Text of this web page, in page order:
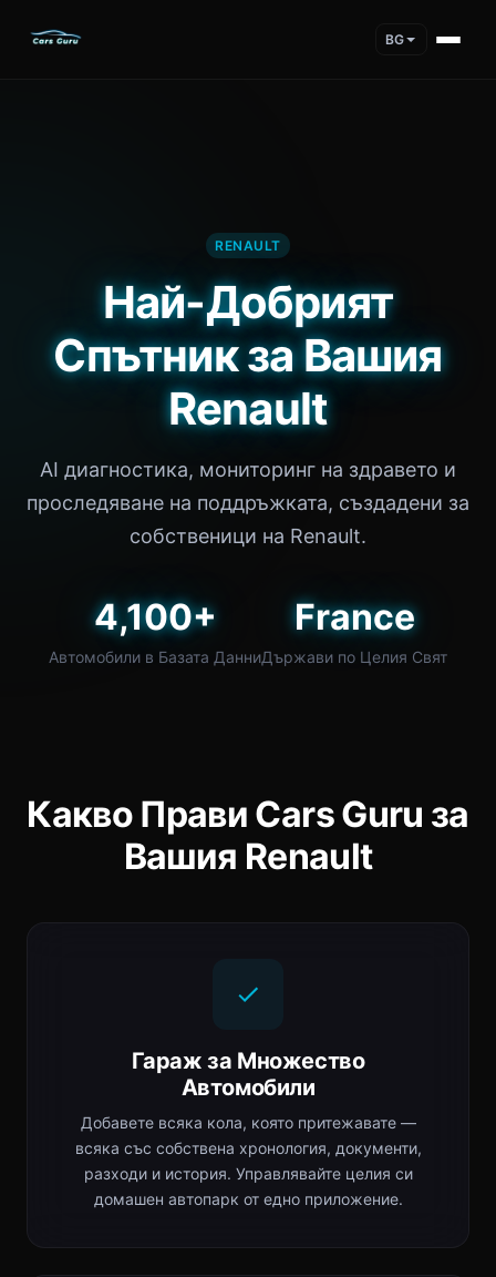
BG
RENAULT
Най-Добрият
Спътник за Вашия
Renault
AI диагностика, мониторинг на здравето и
проследяване на поддръжката, създадени за
собственици на Renault.
4,100+
Автомобили в Базата Данни
France
Държави по Целия Свят
Какво Прави Cars Guru за
Вашия Renault
Гараж за Множество
Автомобили
Добавете всяка кола, която притежавате —
всяка със собствена хронология, документи,
разходи и история. Управлявайте целия си
домашен автопарк от едно приложение.